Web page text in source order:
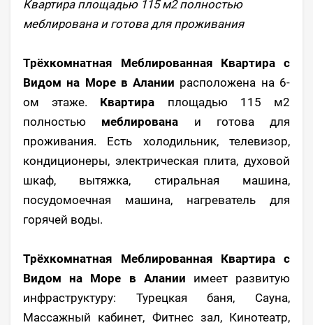
Квартира площадью 115 м2 полностью
меблирована и готова для проживания
Трёхкомнатная Меблированная Квартира с
Видом на Море в Алании расположена на 6-
ом этаже. Квартира площадью 115 м2
полностью меблирована и готова для
проживания. Есть холодильник, телевизор,
кондиционеры, электрическая плита, духовой
шкаф, вытяжка, стиральная машина,
посудомоечная машина, нагреватель для
горячей воды.
Трёхкомнатная Меблированная Квартира с
Видом на Море в Алании имеет развитую
инфраструктуру: Турецкая баня, Сауна,
Массажный кабинет, Фитнес зал, Кинотеатр,